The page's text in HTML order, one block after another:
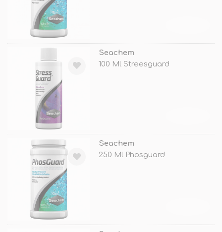
Seachem
100 Ml Streesguard
Seachem
250 Ml Phosguard